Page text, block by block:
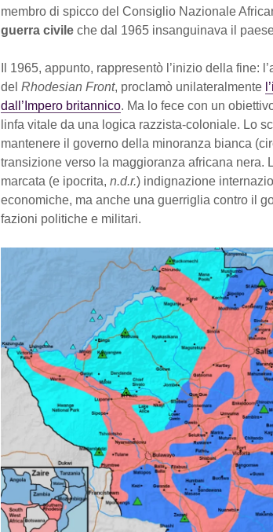
membro di spicco del Consiglio Nazionale
guerra civile che dal 1965 insanguinava il
Il 1965, appunto, rappresentò l’inizio della fine:
del Rhodesian Front, proclamò unilateralmente
dall’Impero britannico. Ma lo fece con un
linfa vitale da una logica razzista-coloniale. Lo
mantenere il governo della minoranza bianca
transizione verso la maggioranza africana nera.
marcata (e ipocrita, n.d.r.) indignazione
economiche, ma anche una guerriglia contro il
fazioni politiche e militari.